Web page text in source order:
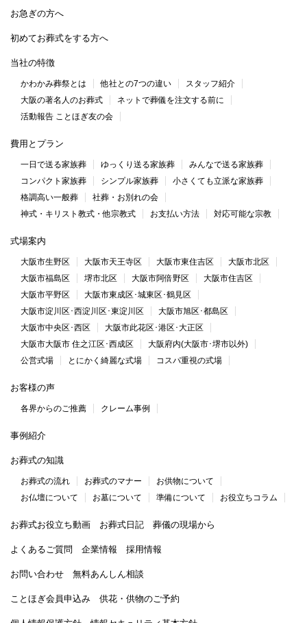
お急ぎの方へ
初めてお葬式をする方へ
当社の特徴
かわかみ葬祭とは 他社との7つの違い
スタッフ紹介
大阪の著名人のお葬式
ネットで葬儀を注文する前に
活動報告 ことほぎ友の会
費用とプラン
一日で送る家族葬 ゆっくり送る家族葬
みんなで送る家族葬
コンパクト家族葬
シンプル家族葬
小さくても立派な家族葬
格調高い一般葬
社葬・お別れの会
神式・キリスト教式・他宗教式
お支払い方法 対応可能な宗教
式場案内
大阪市生野区 大阪市天王寺区 大阪市東住吉区
大阪市北区
大阪市福島区
堺市北区 大阪市阿倍野区
大阪市住吉区
大阪市平野区
大阪市東成区･城東区･鶴見区
大阪市淀川区･西淀川区･東淀川区
大阪市旭区･都島区
大阪市中央区･西区
大阪市此花区･港区･大正区
大阪市大阪市 住之江区･西成区
大阪府内(大阪市･堺市以外)
公営式場
とにかく綺麗な式場 コスパ重視の式場
お客様の声
各界からのご推薦 クレーム事例
事例紹介
お葬式の知識
お葬式の流れ お葬式のマナー
お供物について
お仏壇について
お墓について 準備について お役立ちコラム
お葬式お役立ち動画 お葬式日記 葬儀の現場から
よくあるご質問 企業情報 採用情報
お問い合わせ 無料あんしん相談
ことほぎ会員申込み 供花・供物のご予約